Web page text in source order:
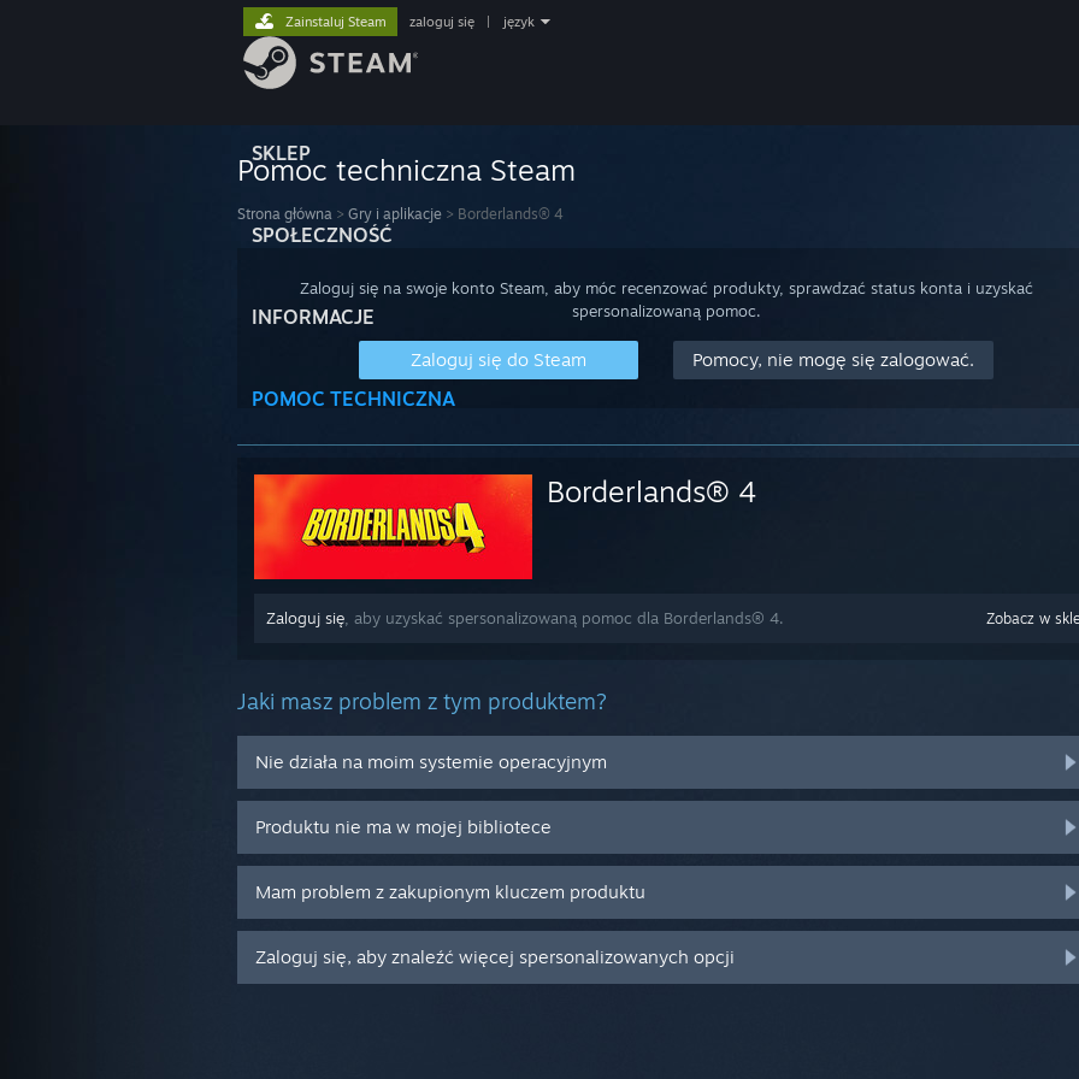
SKLEP
SPOŁECZNOŚĆ
INFORMACJE
POMOC TECHNICZNA
Zainstaluj Steam zaloguj się język
Pomoc techniczna Steam
Strona główna > Gry i aplikacje > Borderlands® 4
Zaloguj się na swoje konto Steam, aby móc recenzować produkty, sprawdzać status konta i uzyskać
spersonalizowaną pomoc.
Zaloguj się do Steam Pomocy, nie mogę się zalogować.
Borderlands® 4
Zobacz w
Zaloguj się , aby uzyskać spersonalizowaną pomoc dla Borderlands® 4.
Jaki masz problem z tym produktem?
Nie działa na moim systemie operacyjnym
Produktu nie ma w mojej bibliotece
Mam problem z zakupionym kluczem produktu
Zaloguj się, aby znaleźć więcej spersonalizowanych opcji